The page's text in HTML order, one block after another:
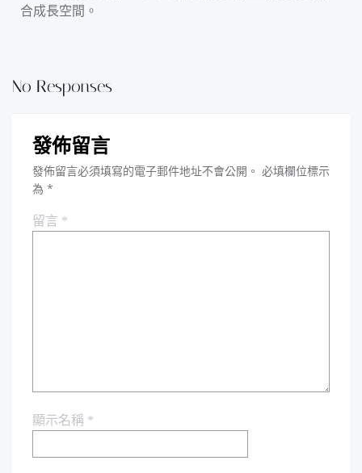
合成長空間。
No Responses
發佈留言
發佈留言必須填寫的電子郵件地址不會公開。 必填欄位標示
為 *
留言 *
顯示名稱 *